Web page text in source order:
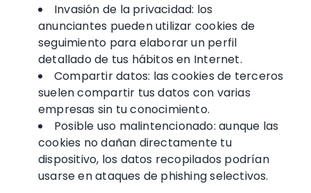
Invasión de la privacidad: los
anunciantes pueden utilizar cookies de
seguimiento para elaborar un perfil
detallado de tus hábitos en Internet.
Compartir datos: las cookies de terceros
suelen compartir tus datos con varias
empresas sin tu conocimiento.
Posible uso malintencionado: aunque las
cookies no dañan directamente tu
dispositivo, los datos recopilados podrían
usarse en ataques de phishing selectivos.